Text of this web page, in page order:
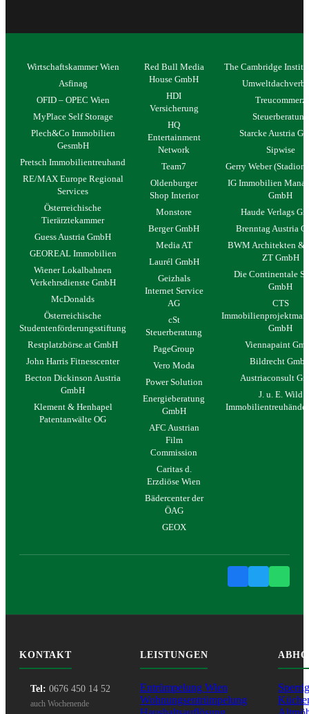
Wirtschaftskammer Wien
Asfinag
OFID – OPEC Wien
MyPlace Self Storage
Plech&Co Immobilien
GesmbH
Pretsch Immobilientreuhand
RE/MAX Europe Regional
Services
Österreichische
Tierärztekammer
Guess Austria GmbH
GEOREAL Immobilien
Wiener Lokalbahnen
Verkehrsdienste GmbH
McDonalds
Österreichische
Studentenförderungsstiftung
Restplatzbörse.at GmbH
John Harris Fitnesscenter
Becton Dickinson Austria
GmbH
Klement & Henhapel
Patentanwälte OG
Red Bull Media
House GmbH
HDI
Versicherung
HQ
Entertainment
Network
Team7
Oldenburger
Shop Interior
Monstore
Berger GmbH
Media AT
Laurél GmbH
Geizhals
Internet Service
AG
cSt
Steuerberatung
PageGroup
Vero Moda
Power Solution
Energieberatung
GmbH
AFC Austrian
Film
Commission
Caritas d.
Erzdiöse Wien
Bädercenter der
ÖAG
GEOX
The Cambridge
Treucommerz
Steuerberatung
Starcke Austria
Sipwise
Gerry Weber (Stadion
IG Immobilien
GmbH
Haude Verlags
Brenntag Austria
BWM Architekten &
ZT GmbH
Die Continentale
GmbH
CTS
GmbH
Viennapaint
Bildrecht
Austriaconsult
J. u. E. Wild
KONTAKT
Tel: 0676 450 14 52
auch Wochenende
LEISTUNGEN
Entrümpelung Wien
Wohnungsentrümpelung